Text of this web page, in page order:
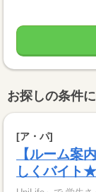
お探しの条件
[ア・パ]
【ルーム案
しくバイト★